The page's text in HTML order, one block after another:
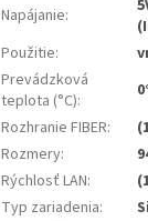
Napájanie:
Použitie:
Prevádzková
teplota (°C):
Rozhranie FIBER:
Rozmery:
Rýchlosť LAN:
Typ zariadenia: